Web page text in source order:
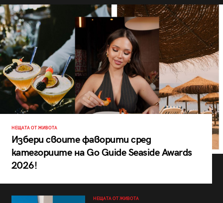
НЕЩАТА ОТ ЖИВОТА
Избери своите фаворити сред
категориите на Go Guide Seaside Awards
2026!
НЕЩАТА ОТ ЖИВОТА